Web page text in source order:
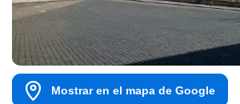
Mostrar en el mapa de Google